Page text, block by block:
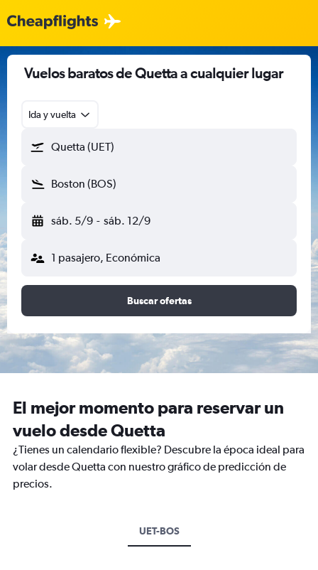
Vuelos baratos de Quetta a cualquier lugar
Ida y vuelta
Quetta (UET)
Boston (BOS)
sáb. 5/9 - sáb. 12/9
1 pasajero, Económica
Buscar ofertas
El mejor momento para reservar un
vuelo desde Quetta
¿Tienes un calendario flexible? Descubre la época ideal para
volar desde Quetta con nuestro gráfico de predicción de
precios.
UET-BOS